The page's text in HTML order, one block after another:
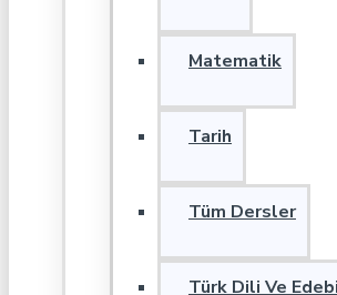
Matematik
Tarih
Tüm Dersler
Türk Dili Ve